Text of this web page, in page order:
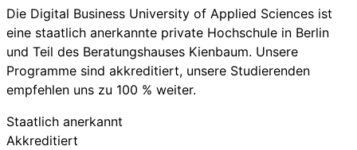
Die Digital Business University of Applied Sciences ist
eine staatlich anerkannte private Hochschule in Berlin
und Teil des Beratungshauses Kienbaum. Unsere
Programme sind akkreditiert, unsere Studierenden
empfehlen uns zu 100 % weiter.
Staatlich anerkannt
Akkreditiert